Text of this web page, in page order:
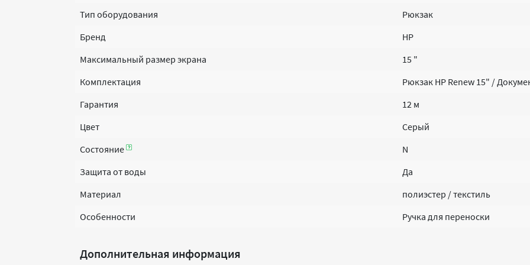
Тип оборудования
Рюкзак
Бренд
HP
Максимальный размер экрана
15 "
Комплектация
Рюкзак HP Renew 15" /
Гарантия
12 м
Цвет
Серый
Состояние
N
Защита от воды
Да
Материал
полиэстер / текстиль
Особенности
Ручка для переноски
Дополнительная информация